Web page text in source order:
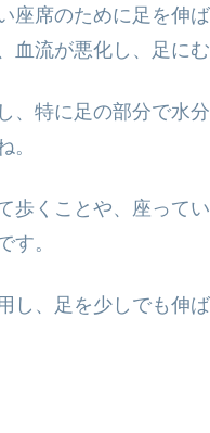
座席のために足を伸
血流が悪化し、足に
、特に足の部分で水
。
歩くことや、座って
す。
し、足を少しでも伸